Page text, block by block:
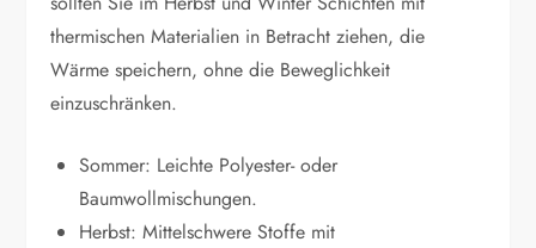
thermischen Materialien in Betracht ziehen, die
Wärme speichern, ohne die Beweglichkeit
einzuschränken.
Sommer: Leichte Polyester- oder
Baumwollmischungen.
Herbst: Mittelschwere Stoffe mit